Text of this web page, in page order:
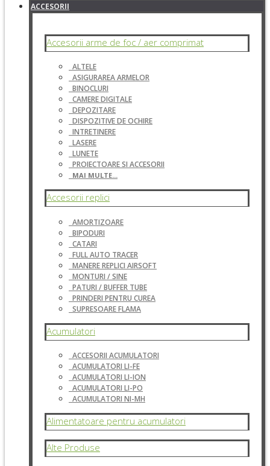
ACCESORII
Accesorii arme de foc / aer comprimat
ALTELE
ASIGURAREA ARMELOR
BINOCLURI
CAMERE DIGITALE
DEPOZITARE
DISPOZITIVE DE OCHIRE
INTRETINERE
LASERE
LUNETE
PROIECTOARE SI ACCESORII
MAI MULTE...
Accesorii replici
AMORTIZOARE
BIPODURI
CATARI
FULL AUTO TRACER
MANERE REPLICI AIRSOFT
MONTURI / SINE
PATURI / BUFFER TUBE
PRINDERI PENTRU CUREA
SUPRESOARE FLAMA
Acumulatori
ACCESORII ACUMULATORI
ACUMULATORI LI-FE
ACUMULATORI LI-ION
ACUMULATORI LI-PO
ACUMULATORI NI-MH
Alimentatoare pentru acumulatori
Alte Produse